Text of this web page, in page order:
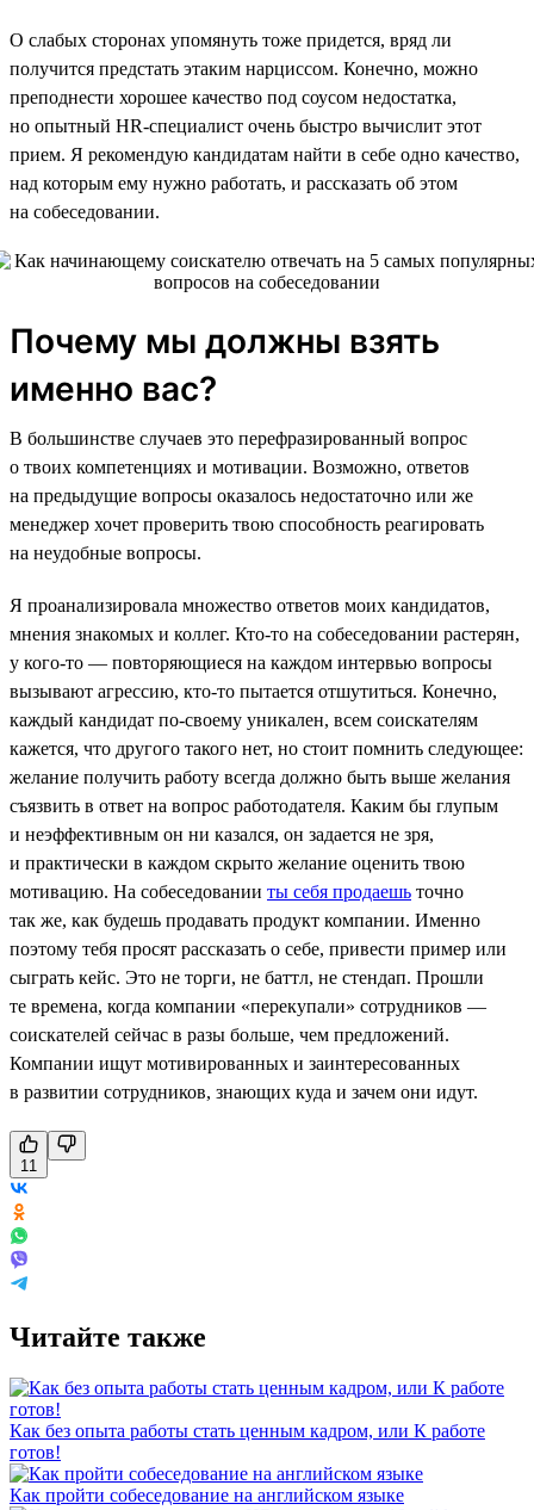
О слабых сторонах упомянуть тоже придется, вряд ли
получится предстать этаким нарциссом. Конечно, можно
преподнести хорошее качество под соусом недостатка,
но опытный HR-специалист очень быстро вычислит этот
прием. Я рекомендую кандидатам найти в себе одно качество,
над которым ему нужно работать, и рассказать об этом
на собеседовании.
Почему мы должны взять
именно вас?
В большинстве случаев это перефразированный вопрос
о твоих компетенциях и мотивации. Возможно, ответов
на предыдущие вопросы оказалось недостаточно или же
менеджер хочет проверить твою способность реагировать
на неудобные вопросы.
Я проанализировала множество ответов моих кандидатов,
мнения знакомых и коллег. Кто-то на собеседовании растерян,
у кого-то — повторяющиеся на каждом интервью вопросы
вызывают агрессию, кто-то пытается отшутиться. Конечно,
каждый кандидат по-своему уникален, всем соискателям
кажется, что другого такого нет, но стоит помнить следующее:
желание получить работу всегда должно быть выше желания
съязвить в ответ на вопрос работодателя. Каким бы глупым
и неэффективным он ни казался, он задается не зря,
и практически в каждом скрыто желание оценить твою
мотивацию. На собеседовании ты себя продаешь точно
так же, как будешь продавать продукт компании. Именно
поэтому тебя просят рассказать о себе, привести пример или
сыграть кейс. Это не торги, не баттл, не стендап. Прошли
те времена, когда компании «перекупали» сотрудников —
соискателей сейчас в разы больше, чем предложений.
Компании ищут мотивированных и заинтересованных
в развитии сотрудников, знающих куда и зачем они идут.
11
Читайте также
Как без опыта работы стать ценным кадром, или К работе
готов!
Как пройти собеседование на английском языке